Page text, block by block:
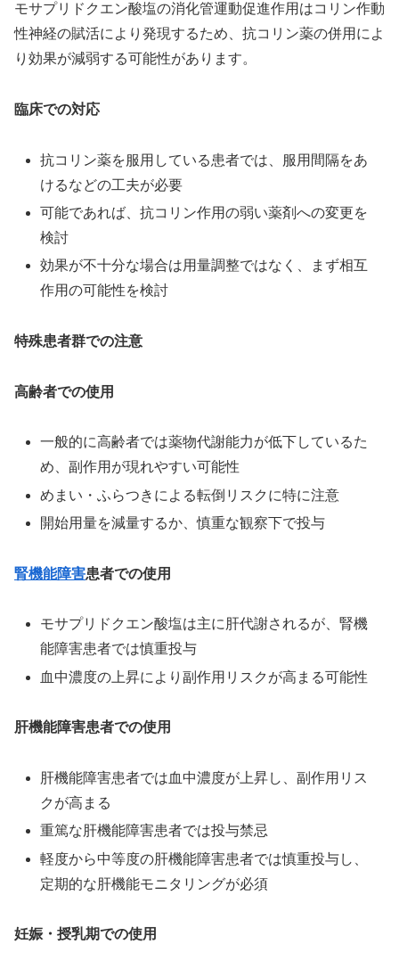
モサプリドクエン酸塩の消化管運動促進作用はコリン作動
性神経の賦活により発現するため、抗コリン薬の併用によ
り効果が減弱する可能性があります。
臨床での対応
抗コリン薬を服用している患者では、服用間隔をあ
けるなどの工夫が必要
可能であれば、抗コリン作用の弱い薬剤への変更を
検討
効果が不十分な場合は用量調整ではなく、まず相互
作用の可能性を検討
特殊患者群での注意
高齢者での使用
一般的に高齢者では薬物代謝能力が低下しているた
め、副作用が現れやすい可能性
めまい・ふらつきによる転倒リスクに特に注意
開始用量を減量するか、慎重な観察下で投与
腎機能障害患者での使用
モサプリドクエン酸塩は主に肝代謝されるが、腎機
能障害患者では慎重投与
血中濃度の上昇により副作用リスクが高まる可能性
肝機能障害患者での使用
肝機能障害患者では血中濃度が上昇し、副作用リス
クが高まる
重篤な肝機能障害患者では投与禁忌
軽度から中等度の肝機能障害患者では慎重投与し、
定期的な肝機能モニタリングが必須
妊娠・授乳期での使用